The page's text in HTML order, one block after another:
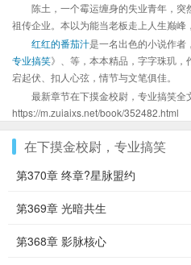
陈土，一个霉运缠身的失业青年，突
祖传企业。本以为能当老板走上人生巅
红红的番茄汁是一名出色的小说作者
专业搞笑》、等，本本精品，字字珠玑
宕起伏、扣人心弦，情节与文笔俱佳。
最新章节在下摸金校尉，专业搞笑全
https://m.zuiaixs.net/book/352482.html
在下摸金校尉，专业搞笑
第370章 终章?星脉盟约
第369章 光暗共生
第368章 影脉核心